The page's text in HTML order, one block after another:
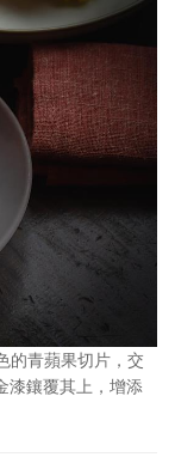
的青蘋果切片，交
漆鑲覆其上，增添